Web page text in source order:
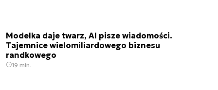
Modelka daje twarz, AI pisze wiadomości.
Tajemnice wielomiliardowego biznesu
randkowego
19 min.